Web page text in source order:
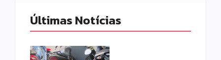
Últimas Notícias